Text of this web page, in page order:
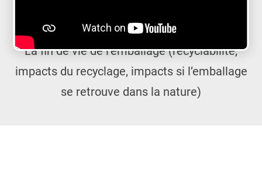
La fin de vie de l’emballage (recyclabilité,
impacts du recyclage, impacts si l’emballage
se retrouve dans la nature)